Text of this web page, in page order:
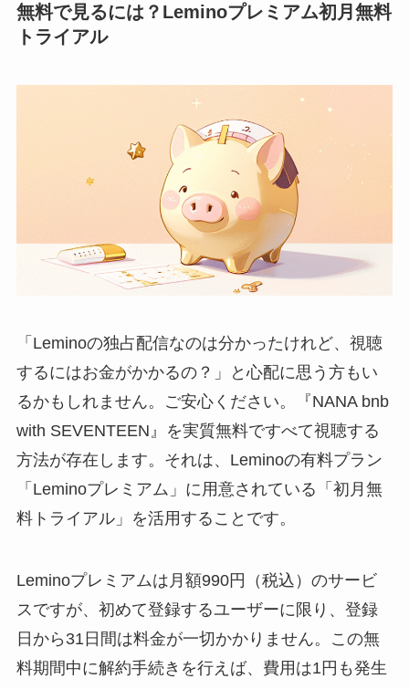
無料で見るには？Leminoプレミアム初月無料
トライアル
「Leminoの独占配信なのは分かったけれど、視聴
するにはお金がかかるの？」と心配に思う方もい
るかもしれません。ご安心ください。『NANA bnb
with SEVENTEEN』を実質無料ですべて視聴する
方法が存在します。それは、Leminoの有料プラン
「Leminoプレミアム」に用意されている「初月無
料トライアル」を活用することです。
Leminoプレミアムは月額990円（税込）のサービ
スですが、初めて登録するユーザーに限り、登録
日から31日間は料金が一切かかりません。この無
料期間中に解約手続きを行えば、費用は1円も発生